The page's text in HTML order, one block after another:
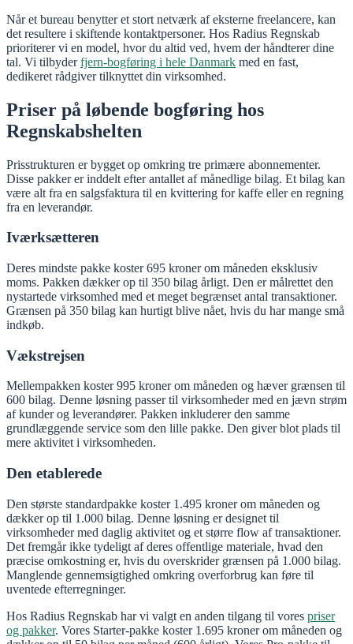
Når et bureau benytter et stort netværk af eksterne freelancere, kan
det resultere i skiftende kontaktpersoner. Hos Radius Regnskab
prioriterer vi en model, hvor du altid ved, hvem der håndterer dine
tal. Vi tilbyderfjern-bogføring i hele Danmark med en fast,
dedikeret rådgiver tilknyttet din virksomhed.
Priser på løbende bogføring hos
Regnskabshelten
Prisstrukturen er bygget op omkring tre primære abonnementer.
Disse pakker er inddelt efter antallet af månedlige bilag. Et bilag kan
være alt fra en salgsfaktura til en kvittering for kaffe eller en regning
fra en leverandør.
Iværksætteren
Deres mindste pakke koster 695 kroner om måneden eksklusiv
moms. Pakken dækker op til 350 bilag årligt. Den er målrettet den
nystartede virksomhed med et meget begrænset antal transaktioner.
Grænsen på 350 bilag kan hurtigt blive nået, hvis du har mange små
indkøb.
Vækstrejsen
Mellempakken koster 995 kroner om måneden og hæver grænsen til
600 bilag. Denne løsning passer til virksomheder med en jævn strøm
af kunder og leverandører. Pakken inkluderer den samme
grundlæggende service som den lille pakke. Den giver blot plads til
mere aktivitet i virksomheden.
Den etablerede
Den største standardpakke koster 1.495 kroner om måneden og
dækker op til 1.000 bilag. Denne løsning er designet til
virksomheder med daglig aktivitet og et større flow af transaktioner.
Det fremgår ikke tydeligt af deres offentlige materiale, hvad den
præcise omkostning er, hvis du overskrider grænsen på 1.000 bilag.
Manglende gennemsigtighed omkring overforbrug kan føre til
uventede efterregninger.
Hos Radius Regnskab har vi valgt en anden tilgang til vores priser
og pakker. Vores Starter-pakke koster 1.695 kroner om måneden og